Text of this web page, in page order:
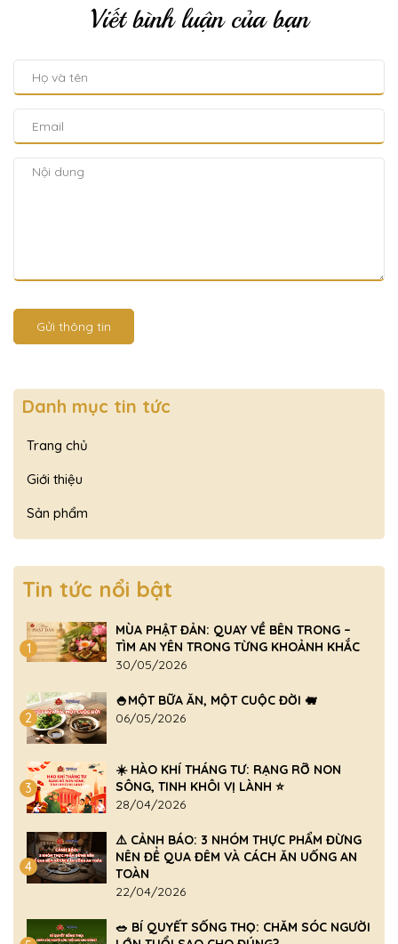
Viết bình luận của bạn
Gửi thông tin
Danh mục tin tức
Trang chủ
Giới thiệu
Sản phẩm
Tin tức nổi bật
1
MÙA PHẬT ĐẢN: QUAY VỀ BÊN TRONG –
TÌM AN YÊN TRONG TỪNG KHOẢNH KHẮC
30/05/2026
2
🍚MỘT BỮA ĂN, MỘT CUỘC ĐỜI 🐖
06/05/2026
3
☀️ HÀO KHÍ THÁNG TƯ: RẠNG RỠ NON
SÔNG, TINH KHÔI VỊ LÀNH ⭐
28/04/2026
4
⚠️ CẢNH BÁO: 3 NHÓM THỰC PHẨM ĐỪNG
NÊN ĐỂ QUA ĐÊM VÀ CÁCH ĂN UỐNG AN
TOÀN
22/04/2026
🥗 BÍ QUYẾT SỐNG THỌ: CHĂM SÓC NGƯỜI